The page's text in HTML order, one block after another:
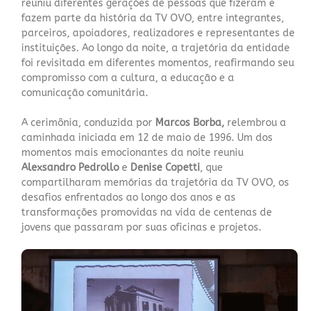
reuniu diferentes gerações de pessoas que fizeram e
fazem parte da história da TV OVO, entre integrantes,
parceiros, apoiadores, realizadores e representantes de
instituições. Ao longo da noite, a trajetória da entidade
foi revisitada em diferentes momentos, reafirmando seu
compromisso com a cultura, a educação e a
comunicação comunitária.
A cerimônia, conduzida por Marcos Borba, relembrou a
caminhada iniciada em 12 de maio de 1996. Um dos
momentos mais emocionantes da noite reuniu
Alexsandro Pedrolloe Denise Copetti, que
compartilharam memórias da trajetória da TV OVO, os
desafios enfrentados ao longo dos anos e as
transformações promovidas na vida de centenas de
jovens que passaram por suas oficinas e projetos.